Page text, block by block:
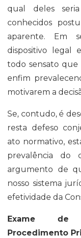
qual deles
conhecidos
aparente. Em
dispositivo legal
todo sensato
enfim
motivarem a
Se, contudo, é
resta defeso
ato normativo,
prevalência do
argumento de
nosso sistema
efetividade da
Exame de
Procedimento